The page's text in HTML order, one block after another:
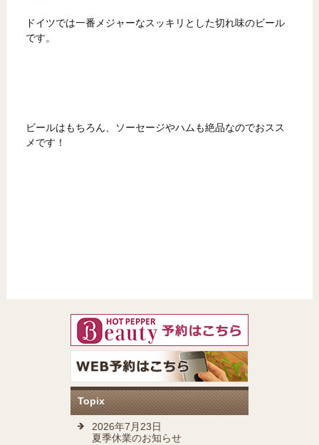
ドイツでは一番メジャーなスッキリとした切れ味のビール
です。
ビールはもちろん、ソーセージやハムも絶品なのでおスス
メです！
Topix
2026年7月23日
夏季休業のお知らせ